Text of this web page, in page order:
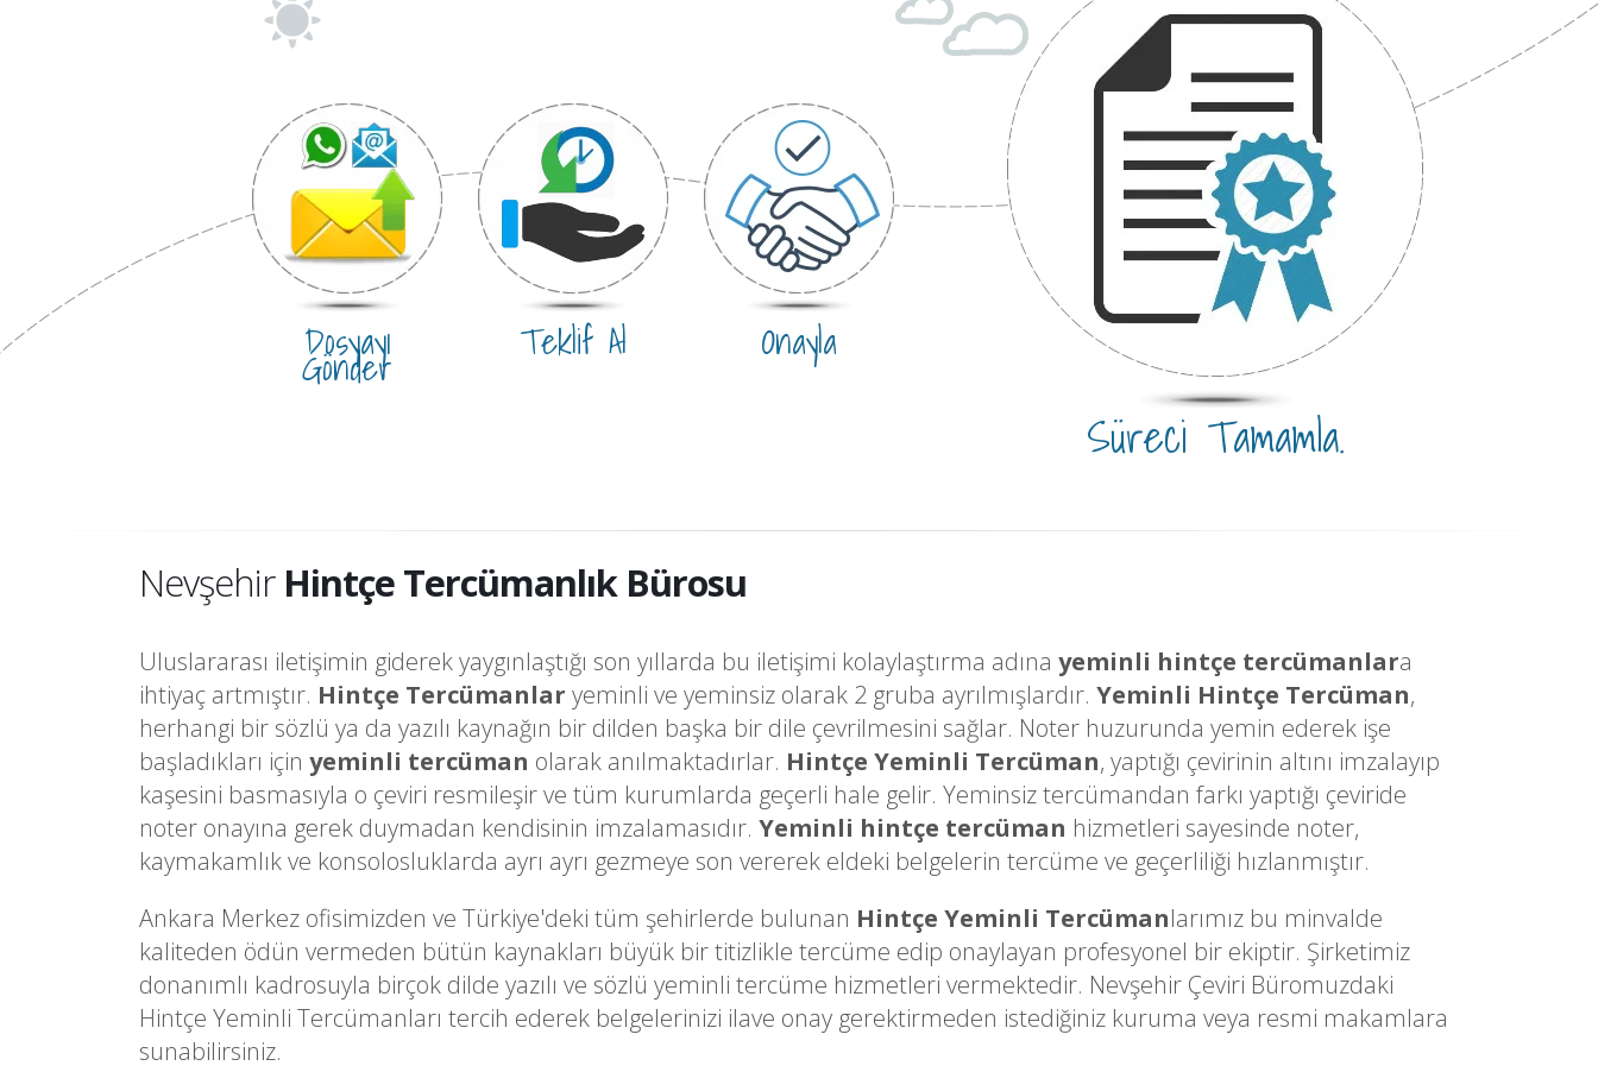
Dosyayı
Gönder Teklif Al Onayla
Süreci Tamamla.
Nevşehir Hintçe Tercümanlık Bürosu
Uluslararası iletişimin giderek yaygınlaştığı son yıllarda bu iletişimi kolaylaştırma adına yeminli hintçe tercümanlara
ihtiyaç artmıştır. Hintçe Tercümanlar yeminli ve yeminsiz olarak 2 gruba ayrılmışlardır. Yeminli Hintçe Tercüman,
herhangi bir sözlü ya da yazılı kaynağın bir dilden başka bir dile çevrilmesini sağlar. Noter huzurunda yemin ederek işe
başladıkları için yeminli tercüman olarak anılmaktadırlar. Hintçe Yeminli Tercüman, yaptığı çevirinin altını imzalayıp
kaşesini basmasıyla o çeviri resmileşir ve tüm kurumlarda geçerli hale gelir. Yeminsiz tercümandan farkı yaptığı çeviride
noter onayına gerek duymadan kendisinin imzalamasıdır. Yeminli hintçe tercüman hizmetleri sayesinde noter,
kaymakamlık ve konsolosluklarda ayrı ayrı gezmeye son vererek eldeki belgelerin tercüme ve geçerliliği hızlanmıştır.
Ankara Merkez ofisimizden ve Türkiye'deki tüm şehirlerde bulunan Hintçe Yeminli Tercümanlarımız bu minvalde
kaliteden ödün vermeden bütün kaynakları büyük bir titizlikle tercüme edip onaylayan profesyonel bir ekiptir. Şirketimiz
donanımlı kadrosuyla birçok dilde yazılı ve sözlü yeminli tercüme hizmetleri vermektedir. Nevşehir Çeviri Büromuzdaki
Hintçe Yeminli Tercümanları tercih ederek belgelerinizi ilave onay gerektirmeden istediğiniz kuruma veya resmi makamlara
sunabilirsiniz.